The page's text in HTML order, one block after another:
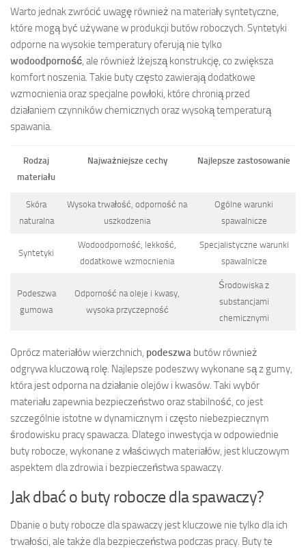
Warto jednak zwrócić uwagę również na materiały syntetyczne,
które mogą być używane w produkcji butów roboczych. Syntetyki
odporne na wysokie temperatury oferują nie tylko
wodoodporność, ale również lżejszą konstrukcję, co zwiększa
komfort noszenia. Takie buty często zawierają dodatkowe
wzmocnienia oraz specjalne powłoki, które chronią przed
działaniem czynników chemicznych oraz wysoką temperaturą
spawania.
Rodzaj
materiału
Najważniejsze cechy Najlepsze zastosowanie
Skóra
naturalna
Wysoka trwałość, odporność na
uszkodzenia
Ogólne warunki
spawalnicze
Syntetyki
Wodoodporność, lekkość,
dodatkowe wzmocnienia
Specjalistyczne warunki
spawalnicze
Podeszwa
gumowa
Odporność na oleje i kwasy,
wysoka przyczepność
Środowiska z
substancjami
chemicznymi
Oprócz materiałów wierzchnich, podeszwa butów również
odgrywa kluczową rolę. Najlepsze podeszwy wykonane są z gumy,
która jest odporna na działanie olejów i kwasów. Taki wybór
materiału zapewnia bezpieczeństwo oraz stabilność, co jest
szczególnie istotne w dynamicznym i często niebezpiecznym
środowisku pracy spawacza. Dlatego inwestycja w odpowiednie
buty robocze, wykonane z właściwych materiałów, jest kluczowym
aspektem dla zdrowia i bezpieczeństwa spawaczy.
Jak dbać o buty robocze dla spawaczy?
Dbanie o buty robocze dla spawaczy jest kluczowe nie tylko dla ich
trwałości, ale także dla bezpieczeństwa podczas pracy. Buty te